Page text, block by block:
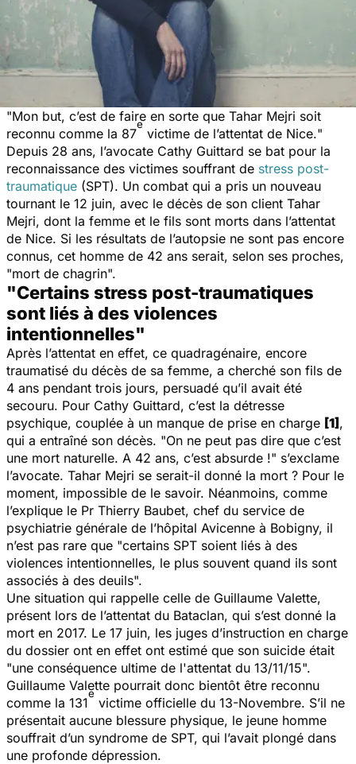
"Mon but, c’est de faire en sorte que Tahar Mejri soit
reconnu comme la 87
e
victime de l’attentat de Nice."
Depuis 28 ans, l’avocate Cathy Guittard se bat pour la
reconnaissance des victimes souffrant de stress post-
traumatique (SPT). Un combat qui a pris un nouveau
tournant le 12 juin, avec le décès de son client Tahar
Mejri, dont la femme et le fils sont morts dans l’attentat
de Nice. Si les résultats de l’autopsie ne sont pas encore
connus, cet homme de 42 ans serait, selon ses proches,
"mort de chagrin".
"Certains stress post-traumatiques
sont liés à des violences
intentionnelles"
Après l’attentat en effet, ce quadragénaire, encore
traumatisé du décès de sa femme, a cherché son fils de
4 ans pendant trois jours, persuadé qu’il avait été
secouru. Pour Cathy Guittard, c’est la détresse
psychique, couplée à un manque de prise en charge [1],
qui a entraîné son décès. "On ne peut pas dire que c’est
une mort naturelle. A 42 ans, c’est absurde !" s’exclame
l’avocate. Tahar Mejri se serait-il donné la mort ? Pour le
moment, impossible de le savoir. Néanmoins, comme
l’explique le Pr Thierry Baubet, chef du service de
psychiatrie générale de l’hôpital Avicenne à Bobigny, il
n’est pas rare que "certains SPT soient liés à des
violences intentionnelles, le plus souvent quand ils sont
associés à des deuils".
Une situation qui rappelle celle de Guillaume Valette,
présent lors de l’attentat du Bataclan, qui s’est donné la
mort en 2017. Le 17 juin, les juges d’instruction en charge
du dossier ont en effet ont estimé que son suicide était
"une conséquence ultime de l'attentat du 13/11/15".
Guillaume Valette pourrait donc bientôt être reconnu
comme la 131
e
victime officielle du 13-Novembre. S’il ne
présentait aucune blessure physique, le jeune homme
souffrait d’un syndrome de SPT, qui l’avait plongé dans
une profonde dépression.